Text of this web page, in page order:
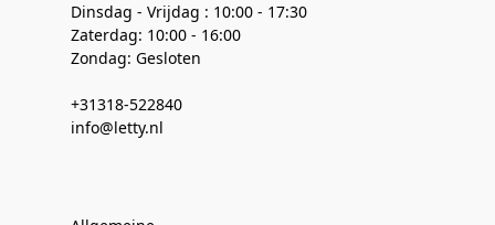
Dinsdag - Vrijdag : 10:00 - 17:30
Zaterdag: 10:00 - 16:00
Zondag: Gesloten
+31318-522840
info@letty.nl